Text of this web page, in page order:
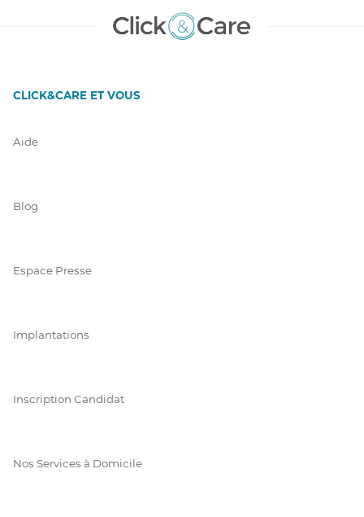
CLICK&CARE ET VOUS
Aide
Blog
Espace Presse
Implantations
Inscription Candidat
Nos Services à Domicile